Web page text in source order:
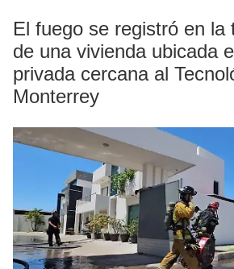
El fuego se registró en la
de una vivienda ubicada
privada cercana al
Monterrey